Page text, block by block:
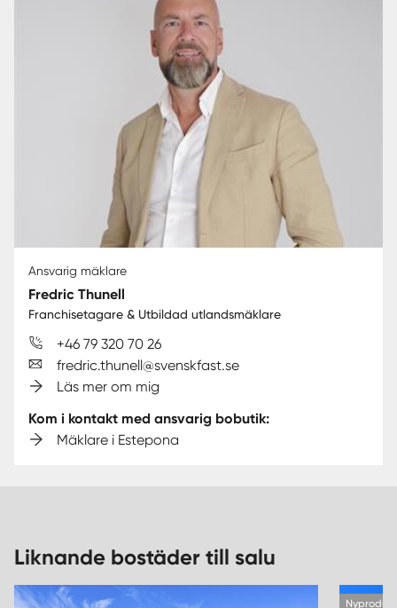
Ansvarig mäklare
Fredric Thunell
Franchisetagare & Utbildad utlandsmäklare
+46 79 320 70 26
fredric.thunell@svenskfast.se
Läs mer om mig
Kom i kontakt med ansvarig bobutik:
Mäklare i Estepona
Liknande bostäder till salu